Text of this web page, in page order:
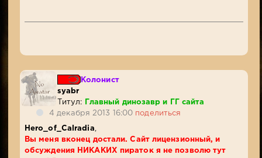
Колонист
syabr
Титул:
Главный динозавр и ГГ сайта
4 декабря 2013 16:00 поделиться
Hero_of_Calradia,
Вы меня вконец достали. Сайт лицензионный, и
обсуждения НИКАКИХ пираток я не позволю тут